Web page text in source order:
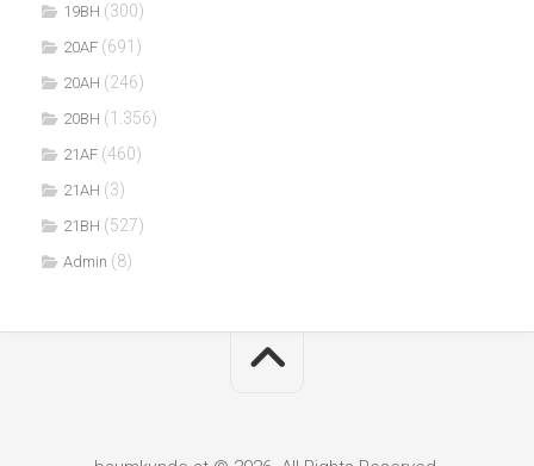
19BH (300)
20AF (691)
20AH (246)
20BH (1.356)
21AF (460)
21AH (3)
21BH (527)
Admin (8)